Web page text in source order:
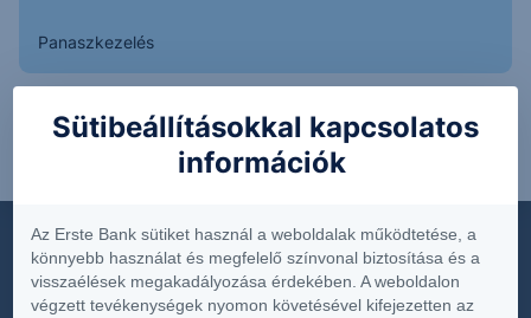
Panaszkezelés
Online Befektetés
Díjjegyzékek
Hirdetmények
Közzétételek
Üzletszabályzat
Fenntarthatóság
Sütibeállításokkal kapcsolatos
információk
Az Erste Bank sütiket használ a weboldalak működtetése, a
könnyebb használat és megfelelő színvonal biztosítása és a
visszaélések megakadályozása érdekében. A weboldalon
végzett tevékenységek nyomon követésével kifejezetten az